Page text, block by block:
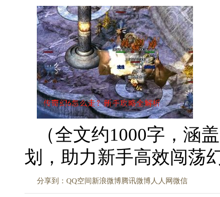
（全文约1000字，涵
划，助力新手高效闯荡
分享到： QQ空间新浪微博腾讯微博人人网微信